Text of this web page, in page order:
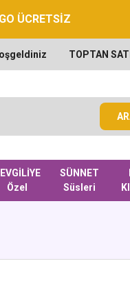
ÜCRETSİZ
TOPTAN
Özel
SÜNNET
Süsleri